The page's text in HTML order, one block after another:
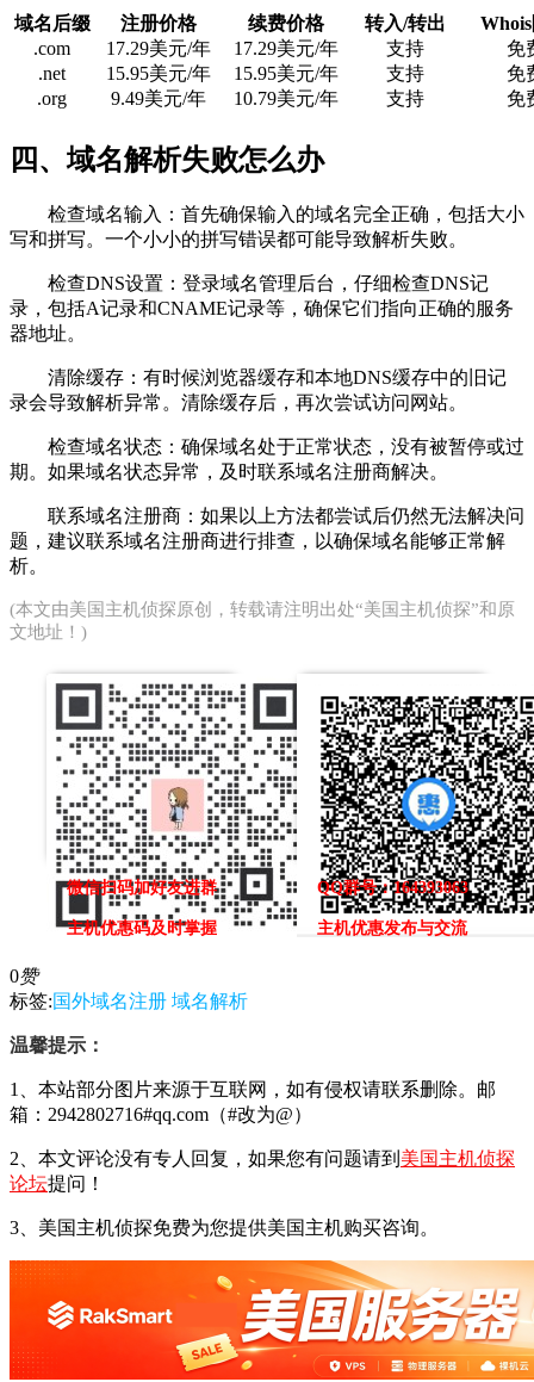
域名后缀 注册价格 续费价格 转入/转出
.com
17.29美元/年 17.29美元/年 支持
免
.net
15.95美元/年 15.95美元/年 支持
免
.org
9.49美元/年 10.79美元/年 支持 免
四、域名解析失败怎么办
检查域名输入：首先确保输入的域名完全正确，包括大小
写和拼写。一个小小的拼写错误都可能导致解析失败。
检查DNS设置：登录域名管理后台，仔细检查DNS记
录，包括A记录和CNAME记录等，确保它们指向正确的服务
器地址。
清除缓存：有时候浏览器缓存和本地DNS缓存中的旧记
录会导致解析异常。清除缓存后，再次尝试访问网站。
检查域名状态：确保域名处于正常状态，没有被暂停或过
期。如果域名状态异常，及时联系域名注册商解决。
联系域名注册商：如果以上方法都尝试后仍然无法解决问
题，建议联系域名注册商进行排查，以确保域名能够正常解
析。
(本文由美国主机侦探原创，转载请注明出处“美国主机侦探”和原
文地址！)
微信扫码加好友进群
主机优惠码及时掌握
QQ群号：164393063
主机优惠发布与交流
0赞
标签:国外域名注册 域名解析
温馨提示：
1、本站部分图片来源于互联网，如有侵权请联系删除。邮
箱：2942802716#qq.com（#改为@）
2、本文评论没有专人回复，如果您有问题请到 美国主机侦探
论坛提问！
3、美国主机侦探免费为您提供美国主机购买咨询。